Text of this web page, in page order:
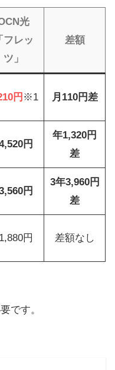
光
フレッ
ツ」
差額
円 ※1 月110円差
円
年1,320円
差
円
3年3,960円
差
円 差額なし
です。